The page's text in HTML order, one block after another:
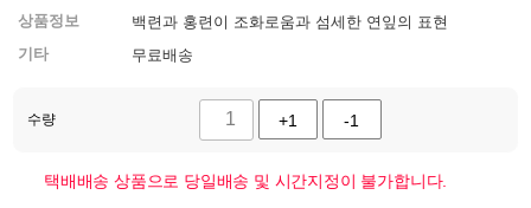
상품정보
백련과 홍련이 조화로움과 섬세한 연잎의 표현
기타
무료배송
수량 +1 -1
택배배송 상품으로 당일배송 및 시간지정이 불가합니다.